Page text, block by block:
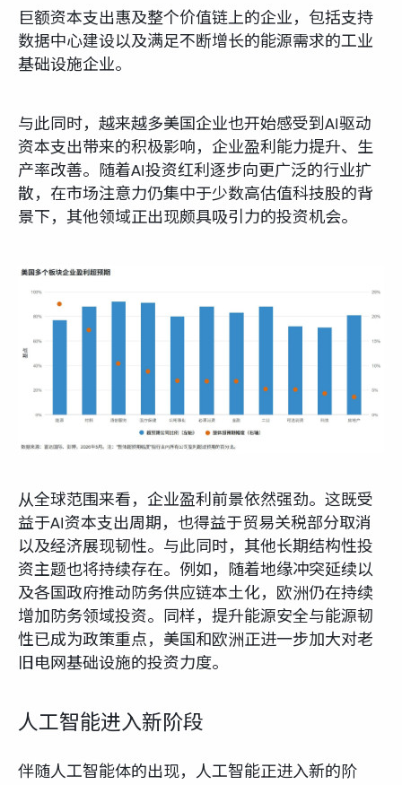
巨额资本支出惠及整个价值链上的企业，包括支持
数据中心建设以及满足不断增长的能源需求的工业
基础设施企业。
与此同时，越来越多美国企业也开始感受到AI驱动
资本支出带来的积极影响，企业盈利能力提升、生
产率改善。随着AI投资红利逐步向更广泛的行业扩
散，在市场注意力仍集中于少数高估值科技股的背
景下，其他领域正出现颇具吸引力的投资机会。
从全球范围来看，企业盈利前景依然强劲。这既受
益于AI资本支出周期，也得益于贸易关税部分取消
以及经济展现韧性。与此同时，其他长期结构性投
资主题也将持续存在。例如，随着地缘冲突延续以
及各国政府推动防务供应链本土化，欧洲仍在持续
增加防务领域投资。同样，提升能源安全与能源韧
性已成为政策重点，美国和欧洲正进一步加大对老
旧电网基础设施的投资力度。
人工智能进入新阶段
伴随人工智能体的出现，人工智能正进入新的阶